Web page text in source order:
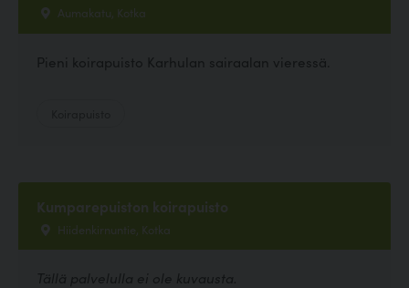
Aumakatu, Kotka
Pieni koirapuisto Karhulan sairaalan vieressä.
Kumparepuiston koirapuisto
Hiidenkirnuntie, Kotka
Tällä palvelulla ei ole kuvausta.